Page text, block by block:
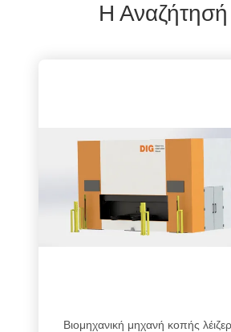
Η
Βιομηχανική μηχανή κοπής